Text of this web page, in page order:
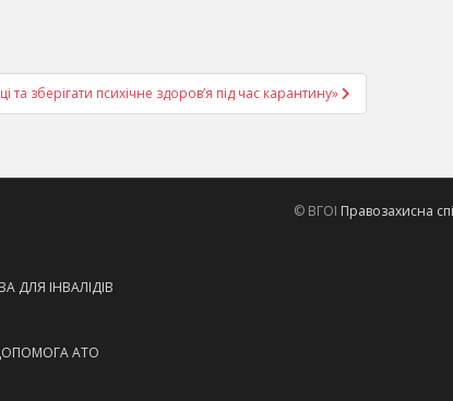
та зберігати психічне здоров’я під час карантину»
ДЛЯ ІНВАЛІДІВ
АТО
© ВГОІ Правозахисна